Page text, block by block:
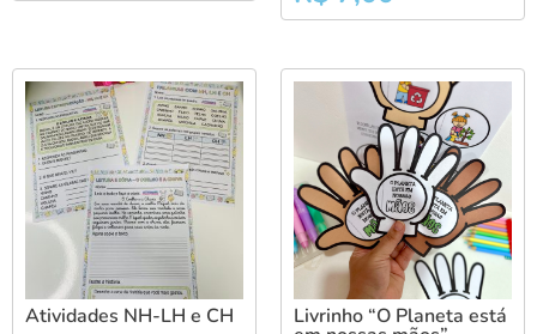
Atividades NH-LH e CH Livrinho “O Planeta está